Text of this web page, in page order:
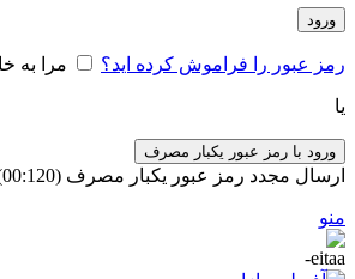
ورود
رمز عبور را فراموش کرده اید؟ مرا به
یا
ورود با رمز عبور یکبار مصرف
ارسال مجدد رمز عبور یکبار مصرف (00:
120
منو